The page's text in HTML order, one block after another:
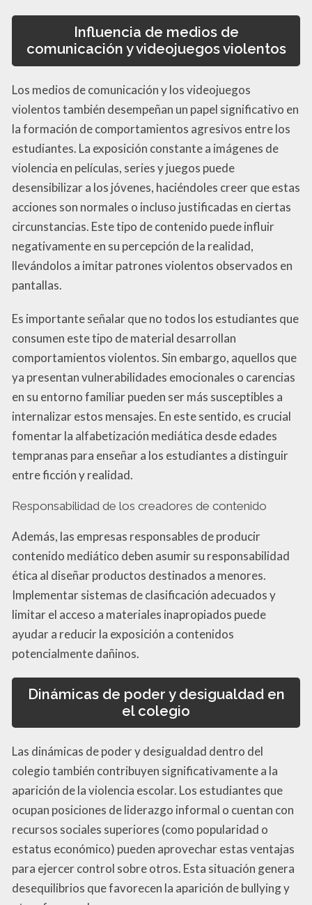
Influencia de medios de
comunicación y videojuegos violentos
Los medios de comunicación y los videojuegos
violentos también desempeñan un papel significativo en
la formación de comportamientos agresivos entre los
estudiantes. La exposición constante a imágenes de
violencia en películas, series y juegos puede
desensibilizar a los jóvenes, haciéndoles creer que estas
acciones son normales o incluso justificadas en ciertas
circunstancias. Este tipo de contenido puede influir
negativamente en su percepción de la realidad,
llevándolos a imitar patrones violentos observados en
pantallas.
Es importante señalar que no todos los estudiantes que
consumen este tipo de material desarrollan
comportamientos violentos. Sin embargo, aquellos que
ya presentan vulnerabilidades emocionales o carencias
en su entorno familiar pueden ser más susceptibles a
internalizar estos mensajes. En este sentido, es crucial
fomentar la alfabetización mediática desde edades
tempranas para enseñar a los estudiantes a distinguir
entre ficción y realidad.
Responsabilidad de los creadores de contenido
Además, las empresas responsables de producir
contenido mediático deben asumir su responsabilidad
ética al diseñar productos destinados a menores.
Implementar sistemas de clasificación adecuados y
limitar el acceso a materiales inapropiados puede
ayudar a reducir la exposición a contenidos
potencialmente dañinos.
Dinámicas de poder y desigualdad en
el colegio
Las dinámicas de poder y desigualdad dentro del
colegio también contribuyen significativamente a la
aparición de la violencia escolar. Los estudiantes que
ocupan posiciones de liderazgo informal o cuentan con
recursos sociales superiores (como popularidad o
estatus económico) pueden aprovechar estas ventajas
para ejercer control sobre otros. Esta situación genera
desequilibrios que favorecen la aparición de bullying y